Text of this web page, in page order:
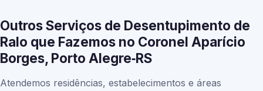
Outros Serviços de Desentupimento de
Ralo que Fazemos no Coronel Aparício
Borges, Porto Alegre‑RS
Atendemos residências, estabelecimentos e áreas